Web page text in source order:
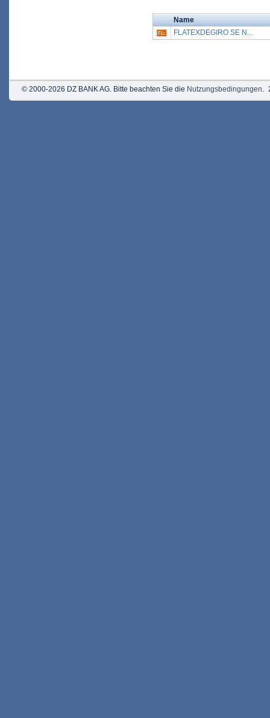
Name
FLATEXDEGIRO SE N...
© 2000-2026 DZ BANK AG. Bitte beachten Sie die Nutzungsbedingungen.